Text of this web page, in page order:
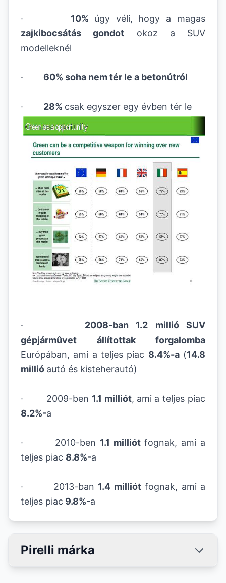
· 10% úgy véli, hogy a magas
zajkibocsátás gondot okoz a SUV
modelleknél
· 60% soha nem tér le a betonútról
· 28% csak egyszer egy évben tér le
· 2008-ban 1.2 millió SUV
gépjármûvet állítottak forgalomba
Európában, ami a teljes piac 8.4%-a(14.8
millió autó és kisteherautó)
· 2009-ben 1.1 milliót, ami a teljes piac
8.2%-a
· 2010-ben 1.1 milliótfognak, ami a
teljes piac 8.8%-a
· 2013-ban 1.4 milliótfognak, ami a
teljes piac 9.8%-a
Pirelli márka